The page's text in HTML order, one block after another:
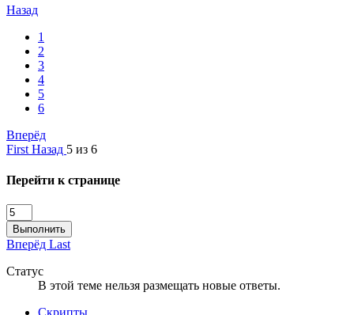
Назад
1
2
3
4
5
6
Вперёд
First Назад 5 из 6
Перейти к странице
Выполнить
Вперёд Last
Статус
В этой теме нельзя размещать новые ответы.
Скрипты